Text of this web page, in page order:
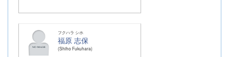
フクハラ シホ
福原 志保
Shiho Fukuhara